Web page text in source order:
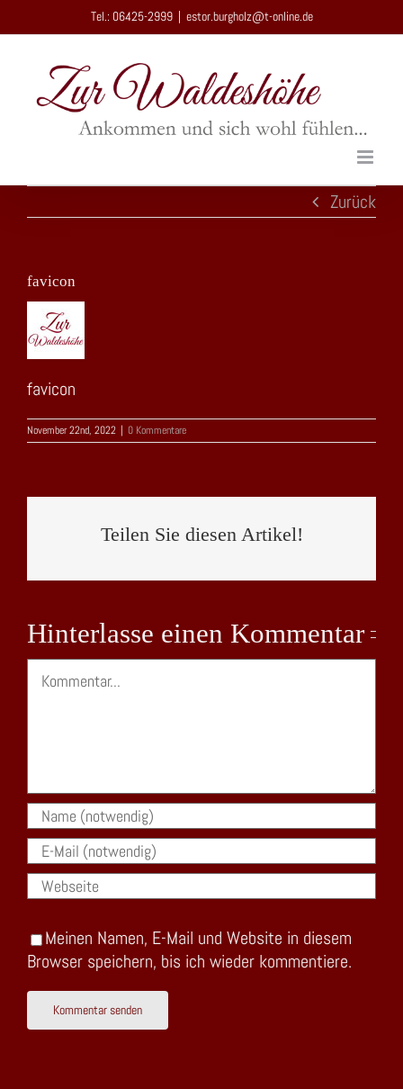
Inhalt
Tel.: 06425-2999 estor.burgholz@t-online.de
Zurück
favicon
favicon
November 22nd, 2022 | 0 Kommentare
Teilen Sie diesen Artikel!
Hinterlasse einen Kommentar
Kommentar
Meinen Namen, E-Mail und Website in diesem
Browser speichern, bis ich wieder kommentiere.